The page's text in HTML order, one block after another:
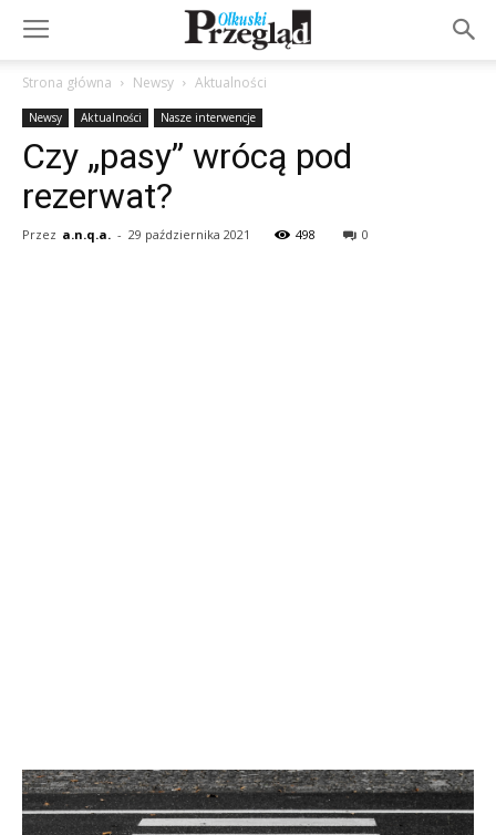
Strona główna Newsy Aktualności
Newsy Aktualności Nasze interwencje
Czy „pasy” wrócą pod
rezerwat?
Przez a.n.q.a. - 29 października 2021 498 0